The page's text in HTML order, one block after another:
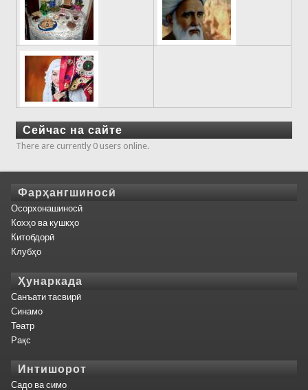
Сейчас на сайте
There are currently 0 users online.
Фарҳангшиносӣ
Осорхонашиносӣ
Кохҳо ва кушкҳо
Китобдорӣ
Клубҳо
Ҳунаркада
Санъати тасвирӣ
Синамо
Театр
Рақс
Интишорот
Садо ва симо